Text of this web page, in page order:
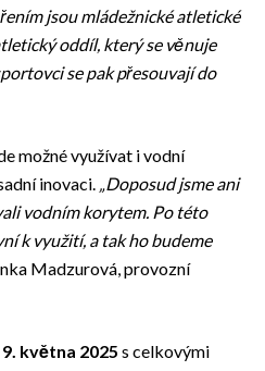
jsou mládežnické atletické
oddíl, který se věnuje
se pak přesouvají do
možné využívat i vodní
inovaci. „Doposud jsme ani
vodním korytem. Po této
k využití, a tak ho budeme
Madzurová, provozní
května 2025 s celkovými